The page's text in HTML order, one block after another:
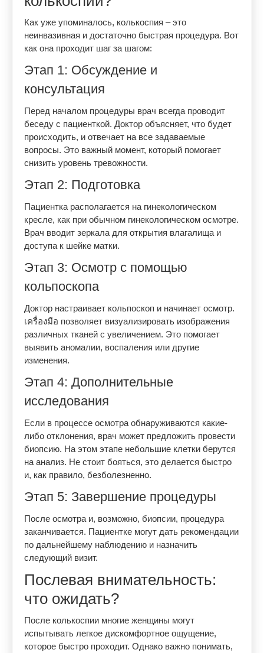
Как уже упоминалось, колькоспия – это
неинвазивная и достаточно быстрая процедура. Вот
как она проходит шаг за шагом:
Этап 1: Обсуждение и
консультация
Перед началом процедуры врач всегда проводит
беседу с пациенткой. Доктор объясняет, что будет
происходить, и отвечает на все задаваемые
вопросы. Это важный момент, который помогает
снизить уровень тревожности.
Этап 2: Подготовка
Пациентка располагается на гинекологическом
кресле, как при обычном гинекологическом осмотре.
Врач вводит зеркала для открытия влагалища и
доступа к шейке матки.
Этап 3: Осмотр с помощью
кольпоскопа
Доктор настраивает кольпоскоп и начинает осмотр.
เครื่องมือ позволяет визуализировать изображения
различных тканей с увеличением. Это помогает
выявить аномалии, воспаления или другие
изменения.
Этап 4: Дополнительные
исследования
Если в процессе осмотра обнаруживаются какие-
либо отклонения, врач может предложить провести
биопсию. На этом этапе небольшие клетки берутся
на анализ. Не стоит бояться, это делается быстро
и, как правило, безболезненно.
Этап 5: Завершение процедуры
После осмотра и, возможно, биопсии, процедура
заканчивается. Пациентке могут дать рекомендации
по дальнейшему наблюдению и назначить
следующий визит.
Послевая внимательность:
что ожидать?
После колькоспии многие женщины могут
испытывать легкое дискомфортное ощущение,
которое быстро проходит. Однако важно понимать,